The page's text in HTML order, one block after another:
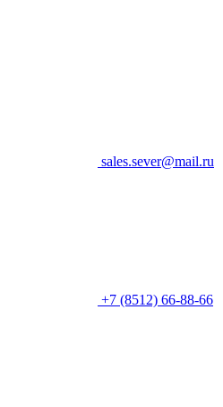
sales.sever@mail.ru
+7 (8512) 66-88-66